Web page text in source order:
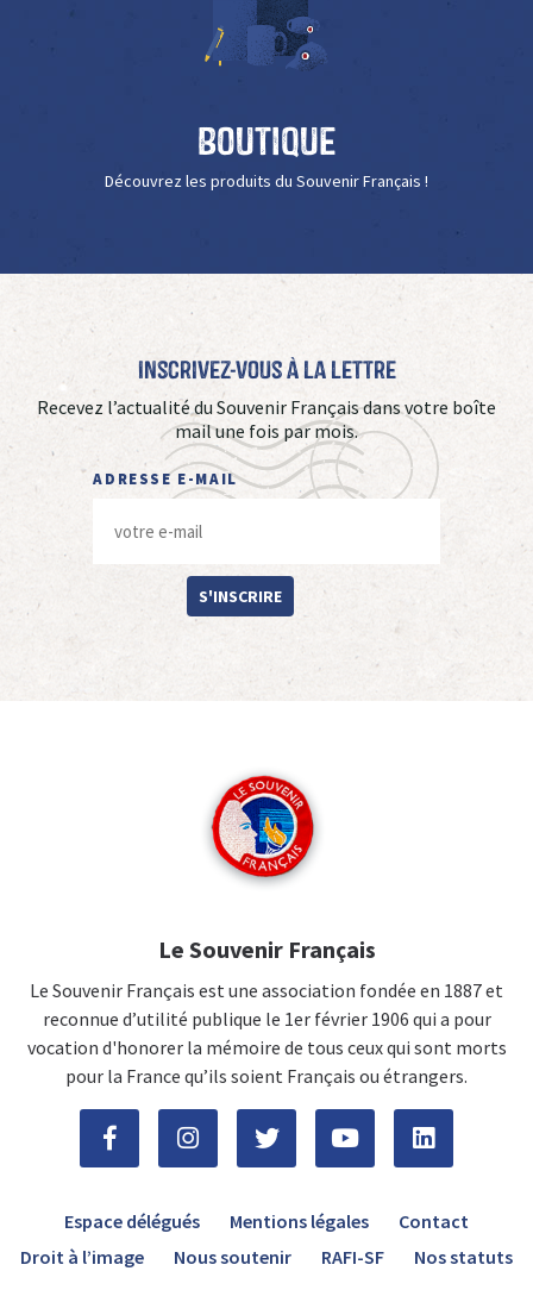
Boutique
Découvrez les produits du Souvenir Français !
Inscrivez-vous à La Lettre
Recevez l’actualité du Souvenir Français dans votre boîte
mail une fois par mois.
ADRESSE E-MAIL
S'INSCRIRE
Le Souvenir Français
Le Souvenir Français est une association fondée en 1887 et
reconnue d’utilité publique le 1er février 1906 qui a pour
vocation d'honorer la mémoire de tous ceux qui sont morts
pour la France qu’ils soient Français ou étrangers.
Espace délégués Mentions légales
Contact
Droit à l’image
Nous soutenir RAFI-SF Nos statuts